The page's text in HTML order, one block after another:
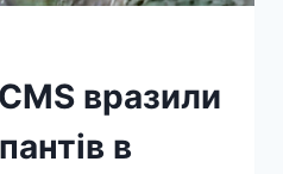
вразили
в